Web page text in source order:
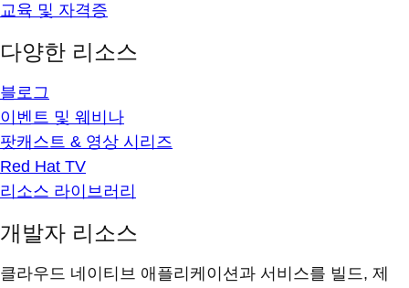
교육 및 자격증
다양한 리소스
블로그
이벤트 및 웨비나
팟캐스트 & 영상 시리즈
Red Hat TV
리소스 라이브러리
개발자 리소스
클라우드 네이티브 애플리케이션과 서비스를 빌드, 제